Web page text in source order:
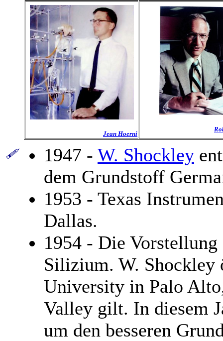
Jean Hoerni
1947 - W. Shockley
dem Grundstoff
1953 - Texas
Dallas.
1954 - Die Vorstellung
Silizium. W. Shockley
University in Palo
Valley gilt. In diesem
um den besseren